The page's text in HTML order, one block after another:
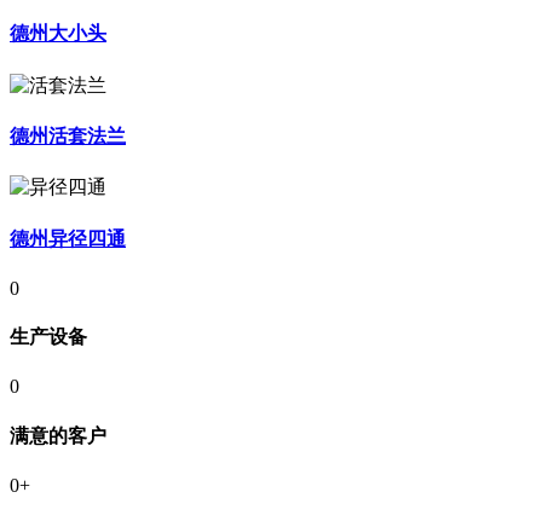
德州大小头
德州活套法兰
德州异径四通
0
生产设备
0
满意的客户
0+